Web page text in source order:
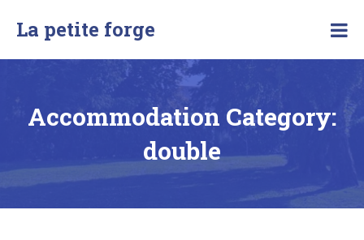
content
La petite forge
Accommodation Category:
double